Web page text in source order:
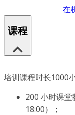
在
课程
培训课程时长1000
200 小时课
18:00）；